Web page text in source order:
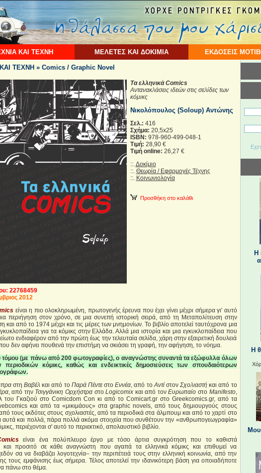
ΚΑΙ ΤΕΧΝΗ ΜΕΛΕΤΕΣ ΚΑΙ ΔΟΚΙΜΙΑ ΕΚΔΟΣΕΙΣ
ΤΕΧΝΗ » Comics / Graphic Novel
Τα ελληνικά Comics
Αντανακλάσεις ιδεών στις σελίδες των
κόμικς
Νικολόπουλος (Soloup) Αντώνης
Σελ.: 416
Σχήμα: 20,5x25
ISBN: 978-960-499-048-1
Τιμή: 28,90 €
Τιμή online: 26,27 €
::.Δοκίμιο
::. Θεωρία / Εφαρμογές Τέχνης
::. Κοινωνιολογία
Προσθήκη στο καλάθι
22768459
2012
είναι η πιο ολοκληρωμένη, πρωτογενής έρευνα που έχει γίνει μέχρι σήμερα γι' αυτό
περιήγηση στον χρόνο, σε μια συνεπή ιστορική σειρά, από τη Μεταπολίτευση στην
και από το 1974 μέχρι και τις μέρες των μνημονίων. Το βιβλίο αποτελεί ταυτόχρονα μια
για τα κόμικς στην Ελλάδα. Αλλά μια ιστορία και μια εγκυκλοπαίδεια που
ενδιαφέρον από την πρώτη έως την τελευταία σελίδα, χάρη στην εξαιρετική δουλειά
δεν αφήνει πουθενά την επιστήμη να σκιάσει τη γραφή, την αφήγηση, το νόημα.
τόμου (με πάνω από 200 φωτογραφίες), ο αναγνώστης συναντά τα εξώφυλλα όλων
κόμικς, καθώς και ενδεικτικές δημοσιεύσεις των σπουδαιότερων
στηΒαβέλ και από το Παρά ΠέντεστοΕννέα, από τοΑντίστονΣχολιαστή και από το
, από την Τσιγγάνικη ΟρχήστραστοLogicomix και από τονΕυρωπαίο στο Manifesto,
του Γκαζιού στο Comicdom Con κι από το Comicart.gr στο Greekcomics.gr, από τα
και από τα «μικιμάους» στα graphic novels, από τους δημιουργούς στους
τους εκδότες στους σχολιαστές, από τα περιοδικά στα άλμπουμ και από το χαρτί στο
και πολλά, πάρα πολλά ακόμα στοιχεία που συνθέτουν την «ανθρωπογεωγραφία»
περιέχονται σ' αυτό το περιεκτικό, απολαυστικό βιβλίο.
είναι ένα πολύπλευρο έργο με τόσο άρτια συγκρότηση που το καθιστά
και προσιτό σε κάθε αναγνώστη που αγαπά τα ελληνικά κόμικς και επιθυμεί να
σα να διαβάζει λογοτεχνία– την περιπέτειά τους στην ελληνική κοινωνία, από την
τους εμφάνισης έως σήμερα. Τέλος αποτελεί την ιδανικότερη βάση για οποιαδήποτε
πάνω στο θέμα.
Η
Η